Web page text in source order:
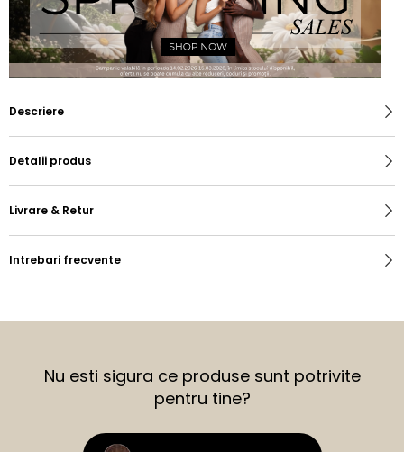
Descriere
Detalii produs
Livrare & Retur
Intrebari frecvente
Nu esti sigura ce produse sunt potrivite
pentru tine?